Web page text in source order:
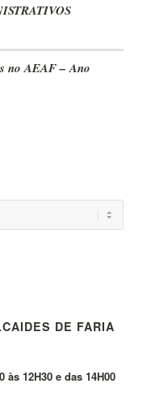
no AEAF – Ano
DE FARIA
às 12H30 e das 14H00